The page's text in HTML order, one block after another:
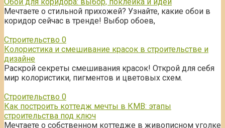
Мечтаете о стильной прихожей? Узнайте, какие обои в
коридор сейчас в тренде! Выбор обоев,
Строительство 0
Колористика и смешивание красок в строительстве и
дизайне
Раскрой секреты смешивания красок! Открой для себя
мир колористики, пигментов и цветовых схем.
Строительство 0
Как построить коттедж мечты в КМВ: этапы
строительства под ключ
Мечтаете о собственном коттедже в живописном уголке